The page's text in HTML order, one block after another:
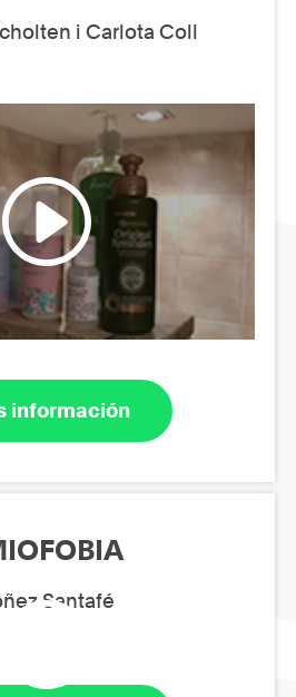
i Carlota Coll
información
Santafé